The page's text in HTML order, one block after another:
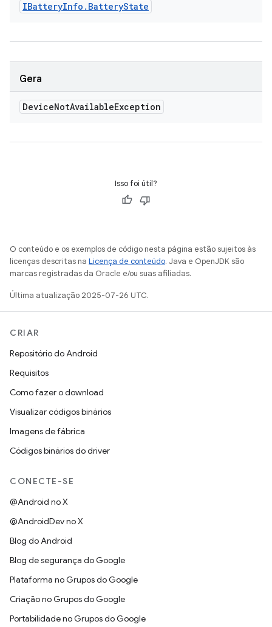
IBatteryInfo . BatteryState
Gera
DeviceNotAvailableException
Isso foi útil?
O conteúdo e os exemplos de código nesta página estão sujeitos às
licenças descritas na Licença de conteúdo. Java e OpenJDK são
marcas registradas da Oracle e/ou suas afiliadas.
Última atualização 2025-07-26 UTC.
CRIAR
Repositório do Android
Requisitos
Como fazer o download
Visualizar códigos binários
Imagens de fábrica
Códigos binários do driver
CONECTE-SE
@Android no X
@AndroidDev no X
Blog do Android
Blog de segurança do Google
Plataforma no Grupos do Google
Criação no Grupos do Google
Portabilidade no Grupos do Google